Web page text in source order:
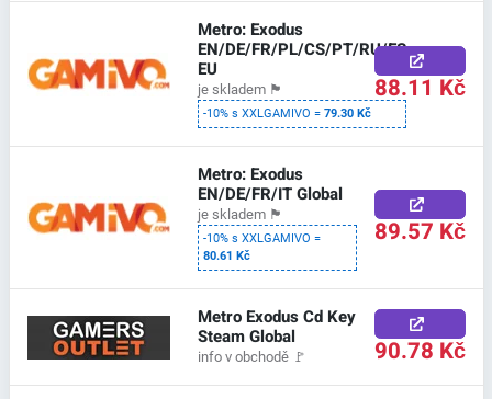
Metro: Exodus
EN/DE/FR/PL/CS/PT/RU/ES
EU
je skladem 🏴
-10% s XXLGAMIVO =79.30 Kč
88.11 Kč
Metro: Exodus
EN/DE/FR/IT Global
je skladem 🏴
-10% s XXLGAMIVO =
80.61 Kč
89.57 Kč
Metro Exodus Cd Key
Steam Global
info v obchodě 🚩 90.78 Kč